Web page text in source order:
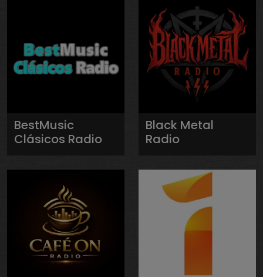
BestMusic
Clásicos Radio
Black Metal
Radio